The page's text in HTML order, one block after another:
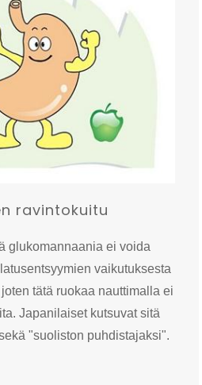
ravintokuitu
glukomannaania ei voida
vaikutuksesta
tätä ruokaa nauttimalla ei
Japanilaiset kutsuvat sitä
"suoliston puhdistajaksi".